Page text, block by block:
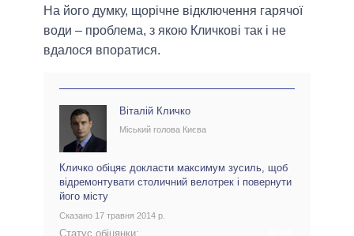
На його думку, щорічне відключення гарячої
води – проблема, з якою Кличкові так і не
вдалося впоратися.
Віталій Кличко
Міський голова Києва
Кличко обіцяє докласти максимум зусиль, щоб
відремонтувати столичний велотрек і повернути
його місту
Сказано 17 травня 2014 р.
Статус обіцянки: